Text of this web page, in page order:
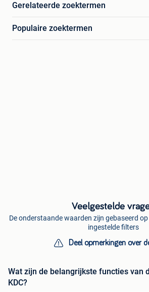
Gerelateerde zoektermen
Populaire zoektermen
Veelgestelde
De onderstaande waarden zijn gebaseerd
ingestelde filters
Deel opmerkingen over
Wat zijn de belangrijkste functies van
KDC?